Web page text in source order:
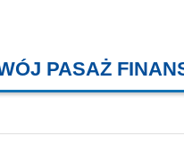
PASAŻ